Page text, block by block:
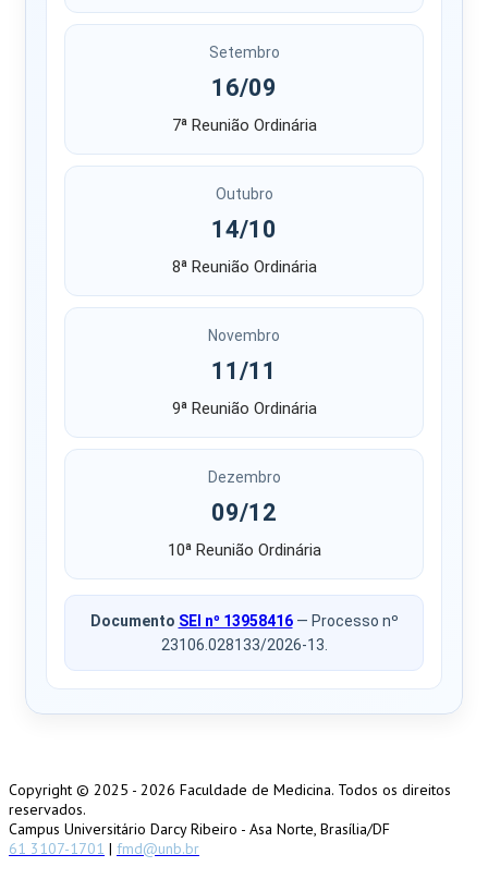
Setembro
16/09
7ª Reunião Ordinária
Outubro
14/10
8ª Reunião Ordinária
Novembro
11/11
9ª Reunião Ordinária
Dezembro
09/12
10ª Reunião Ordinária
Documento SEI nº 13958416— Processo nº
23106.028133/2026-13.
Copyright © 2025 - 2026 Faculdade de Medicina. Todos os direitos
reservados.
Campus Universitário Darcy Ribeiro - Asa Norte, Brasília/DF
61 3107-1701 | fmd@unb.br